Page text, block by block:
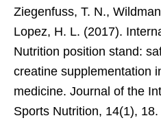
Ziegenfuss, T. N.,
Lopez, H. L. (2017).
Nutrition position stand:
creatine supplementation
medicine. Journal of the
Sports Nutrition, 14(1), 18.